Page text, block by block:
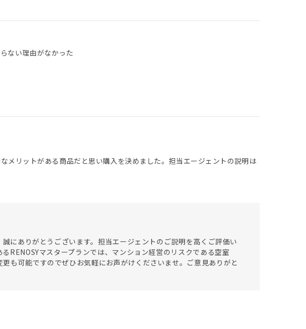
ない理由がなかった
メリットがある商品だと思い購入を決めました。担当エージェントの説明は
にありがとうございます。担当エージェントのご説明を高くご評価い
RENOSYマスタープランでは、マンション経営のリスクである空室
も可能ですのでぜひお気軽にお声がけくださいませ。ご意見ありがと